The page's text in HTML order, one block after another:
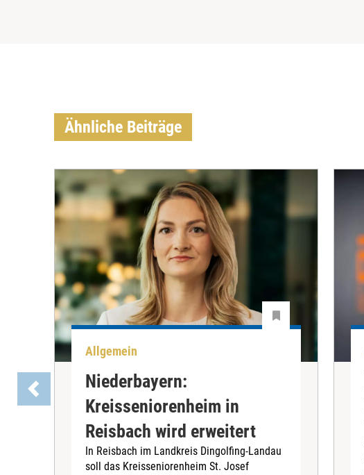
Ähnliche Beiträge
Allgemein
Niederbayern:
Kreisseniorenheim in
Reisbach wird erweitert
In Reisbach im Landkreis Dingolfing-Landau
soll das Kreisseniorenheim St. Josef